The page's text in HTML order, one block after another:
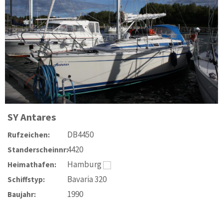
SYAntares
Rufzeichen: DB4450
Standerscheinnr:4420
Heimathafen: Hamburg
Schiffstyp: Bavaria 320
Baujahr: 1990